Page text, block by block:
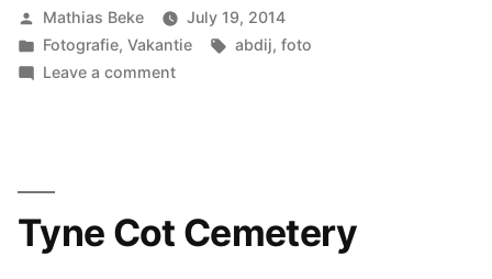
Posted
by
Mathias Beke
July 19, 2014
Posted
in
Fotografie,Vakantie Tags:
abdij,foto
Leave a commenton
Tyne Cot Cemetery